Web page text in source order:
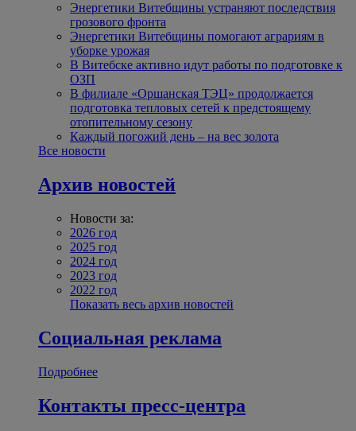
Энергетики Витебщины устраняют последствия
грозового фронта
Энергетики Витебщины помогают аграриям в
уборке урожая
В Витебске активно идут работы по подготовке к
ОЗП
В филиале «Оршанская ТЭЦ» продолжается
подготовка тепловых сетей к предстоящему
отопительному сезону
Каждый погожий день – на вес золота
Все новости
Архив новостей
Новости за:
2026 год
2025 год
2024 год
2023 год
2022 год
Показать весь архив новостей
Социальная реклама
Подробнее
Контакты пресс-центра